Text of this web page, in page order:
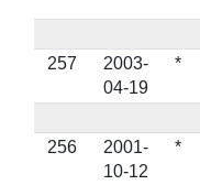
257
2003-
04-19
*
256
2001-
10-12
*